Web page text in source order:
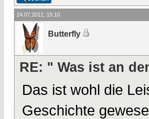
24.07.2012, 15:10
Butterfly
RE: " Was ist an
Das ist wohl die
Geschichte